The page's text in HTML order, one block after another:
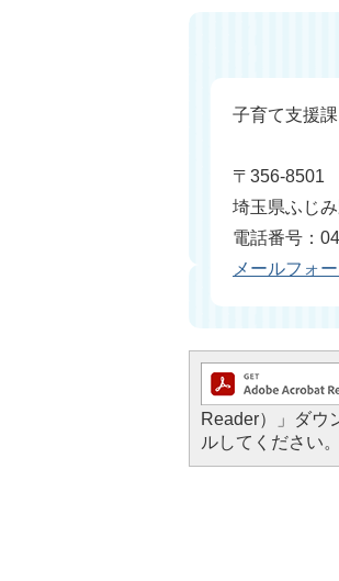
子育て支援
〒356-8501
埼玉県ふじ
電話番号：
メールフォ
Reader）」ダウ
ルしてください。